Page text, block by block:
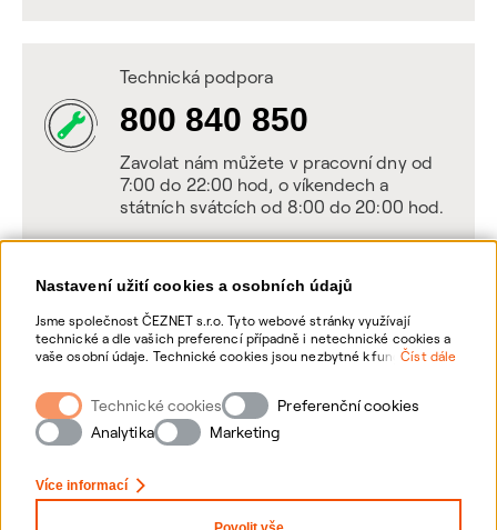
Nastavení užití cookies a osobních údajů
Jsme společnost ČEZNET s.r.o. Tyto webové stránky využívají
technické a dle vašich preferencí případně i netechnické cookies a
vaše osobní údaje. Technické cookies jsou nezbytné k fungování
webové stránky vašim preferencím, k personalizaci reklam a
analytice. Pro sběr a zpracování netechnických cookies a vašich
osobních údajů, nám můžete udělit souhlas. Bližší informace o
vašich právech, zpracování osobních údajů, včetně možnosti
Číst dále
Technické cookies
Preferenční cookies
Analytika
Marketing
Více informací
Technická podpora
800 840 850
Zavolat nám můžete v pracovní dny od
7:00 do 22:00 hod, o víkendech a
státních svátcích od 8:00 do 20:00 hod.
Napište nám
POSLAT VZKAZ
Zanechte nám vzkaz online, my se vám
ozveme zpět